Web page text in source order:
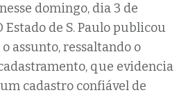
domingo, dia 3 de
Estado de S. Paulo publicou
assunto, ressaltando o
que evidencia
cadastro confiável de